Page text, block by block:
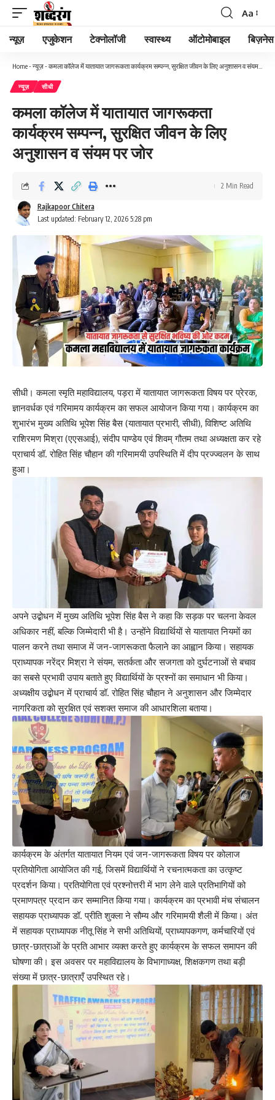
Aa
न्यूज़ एजुकेशन टेक्नोलॉजी स्वास्थ्य ऑटोमोबाइल बिज़नेस
Home- न्यूज़- कमला कॉलेज में यातायात जागरूकता कार्यक्रम सम्पन्न, सुरक्षित जीवन के लिए अनुशासन व संयम पर जोर
न्यूज़ सीधी
कमला कॉलेज में यातायात जागरूकता
कार्यक्रम सम्पन्न, सुरक्षित जीवन के लिए
अनुशासन व संयम पर जोर
Last updated: February 12, 2026 5:28 pm
Rajkapoor Chitera
2 Min Read
सीधी।कमला स्मृति महाविद्यालय, पड़रामें यातायात जागरूकता विषय पर प्रेरक,
ज्ञानवर्धक एवं गरिमामय कार्यक्रम का सफल आयोजन किया गया। कार्यक्रम का
शुभारंभ मुख्य अतिथि भूपेश सिंह बैस (यातायात प्रभारी, सीधी), विशिष्ट अतिथि
राशिरमण मिश्रा (एएसआई), संदीप पाण्डेय एवं शिवम् गौतम तथा अध्यक्षता कर रहे
प्राचार्य डॉ. रोहित सिंह चौहान की गरिमामयी उपस्थिति में दीप प्रज्ज्वलन के साथ
हुआ।
अपने उद्बोधन में मुख्य अतिथि भूपेश सिंह बैस ने कहा कि सड़क पर चलना केवल
अधिकार नहीं, बल्कि जिम्मेदारी भी है। उन्होंने विद्यार्थियों से यातायात नियमों का
पालन करने तथा समाज में जन-जागरूकता फैलाने का आह्वान किया। सहायक
प्राध्यापक नरेंद्र मिश्रा ने संयम, सतर्कता और सजगता को दुर्घटनाओं से बचाव
का सबसे प्रभावी उपाय बताते हुए विद्यार्थियों के प्रश्नों का समाधान भी किया।
अध्यक्षीय उद्बोधन में प्राचार्य डॉ. रोहित सिंह चौहान ने अनुशासन और जिम्मेदार
नागरिकता को सुरक्षित एवं सशक्त समाज की आधारशिला बताया।
कार्यक्रम के अंतर्गत यातायात नियम एवं जन-जागरूकता विषय पर कोलाज
प्रतियोगिता आयोजित की गई, जिसमें विद्यार्थियों ने रचनात्मकता का उत्कृष्ट
प्रदर्शन किया। प्रतियोगिता एवं प्रश्नोत्तरी में भाग लेने वाले प्रतिभागियों को
प्रमाणपत्र प्रदान कर सम्मानित किया गया। कार्यक्रम का प्रभावी मंच संचालन
सहायक प्राध्यापक डॉ. प्रीति शुक्ला ने सौम्य और गरिमामयी शैली में किया। अंत
में सहायक प्राध्यापक नीतू सिंह ने सभी अतिथियों, प्राध्यापकगण, कर्मचारियों एवं
छात्र-छात्राओं के प्रति आभार व्यक्त करते हुए कार्यक्रम के सफल समापन की
घोषणा की। इस अवसर पर महाविद्यालय के विभागाध्यक्ष, शिक्षकगण तथा बड़ी
संख्या में छात्र-छात्राएँ उपस्थित रहे।